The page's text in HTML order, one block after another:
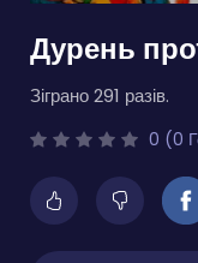
Дурень
Зіграно 291 разів.
0 (0